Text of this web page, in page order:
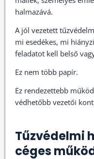
halmazává.
A jól vezetett
mi esedékes, mi
feladatot kell belső
Ez nem több papír.
Ez rendezettebb
védhetőbb vezetői
Tűzvédelmi
céges